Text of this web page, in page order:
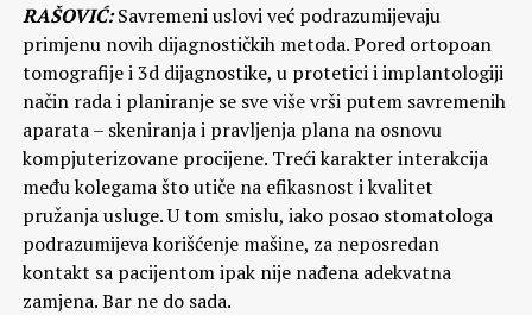
RAŠOVIĆ:Savremeni uslovi već podrazumijevaju
primjenu novih dijagnostičkih metoda. Pored ortopoan
tomografije i 3d dijagnostike, u protetici i implantologiji
način rada i planiranje se sve više vrši putem savremenih
aparata – skeniranja i pravljenja plana na osnovu
kompjuterizovane procijene. Treći karakter interakcija
među kolegama što utiče na efikasnost i kvalitet
pružanja usluge. U tom smislu, iako posao stomatologa
podrazumijeva korišćenje mašine, za neposredan
kontakt sa pacijentom ipak nije nađena adekvatna
zamjena. Bar ne do sada.